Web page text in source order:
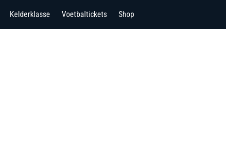
Kelderklasse Voetbaltickets Shop